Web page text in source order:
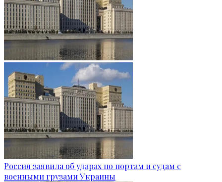
Россия заявила об ударах по портам и судам с
военными грузами Украины